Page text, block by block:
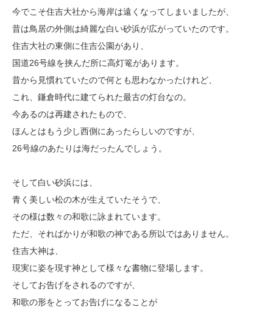
今でこそ住吉大社から海岸は遠くなってしまいましたが、
昔は鳥居の外側は綺麗な白い砂浜が広がっていたのです。
住吉大社の東側に住吉公園があり、
国道26号線を挟んだ所に高灯篭があります。
昔から見慣れていたので何とも思わなかったけれど、
これ、鎌倉時代に建てられた最古の灯台なの。
今あるのは再建されたもので、
ほんとはもう少し西側にあったらしいのですが、
26号線のあたりは海だったんでしょう。
そして白い砂浜には、
青く美しい松の木が生えていたそうで、
その様は数々の和歌に詠まれています。
ただ、そればかりが和歌の神である所以ではありません。
住吉大神は、
現実に姿を現す神として様々な書物に登場します。
そしてお告げをされるのですが、
和歌の形をとってお告げになることが